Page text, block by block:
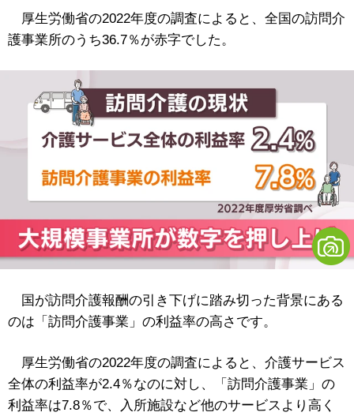
厚生労働省の2022年度の調査によると、全国の訪問介
護事業所のうち36.7％が赤字でした。
国が訪問介護報酬の引き下げに踏み切った背景にある
のは「訪問介護事業」の利益率の高さです。
厚生労働省の2022年度の調査によると、介護サービス
全体の利益率が2.4％なのに対し、「訪問介護事業」の
利益率は7.8％で、入所施設など他のサービスより高く